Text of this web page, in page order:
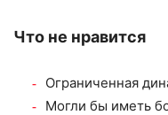
Что не нравится
Ограниченная
Могли бы иметь